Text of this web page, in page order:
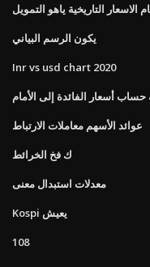
الاسعار التاريخية ياهو التمويل
يكون الرسم البياني
Inr vs usd chart 2020
حساب أسعار الفائدة إلى الأمام
عوائد الأسهم معاملات الارتباط
ك فخ الخرائط
معدلات استبدال معنى
Kospi يعيش
108